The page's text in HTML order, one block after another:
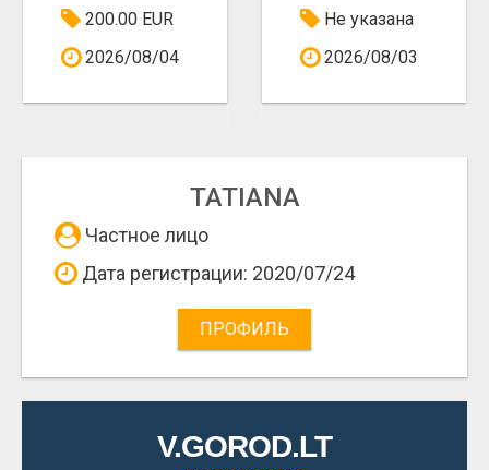
200.00 EUR
2026/08/04
Не указана
2026/08/03
TATIANA
Частное лицо
Дата регистрации: 2020/07/24
ПРОФИЛЬ
V.GOROD.LT